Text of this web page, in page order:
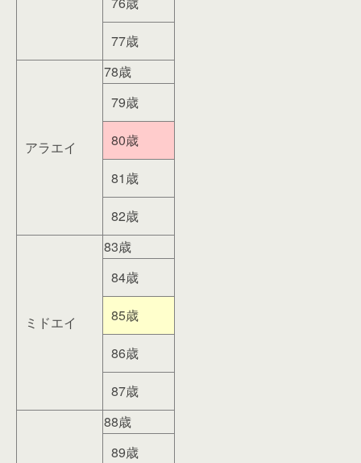
77歳
アラエイ
78歳
79歳
80歳
81歳
82歳
ミドエイ
83歳
84歳
85歳
86歳
87歳
88歳
89歳